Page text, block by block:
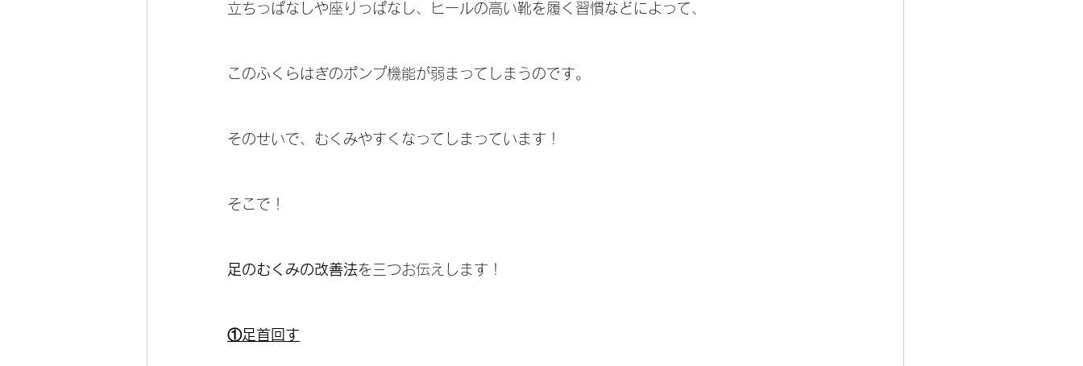
立ちっぱなしや座りっぱなし、ヒールの高い靴を履く習慣などによって、
このふくらはぎのポンプ機能が弱まってしまうのです。
そのせいで、むくみやすくなってしまっています！
そこで！
足のむくみの改善法を三つお伝えします！
①足首回す